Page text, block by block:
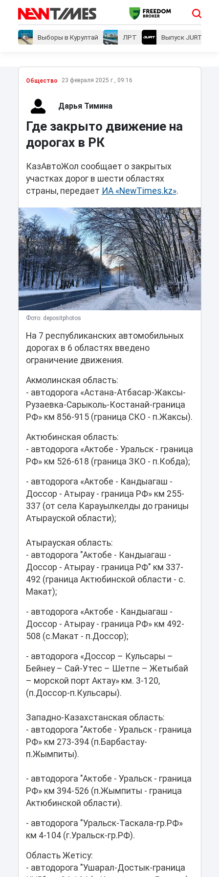
Выборы в Курултай ЛРТ Выпуск JURT
Общество 23 февраля 2025 г., 09:16
Дарья Тимина
Где закрыто движение на
дорогах в РК
КазАвтоЖол сообщает о закрытых
участках дорог в шести областях
страны, передает ИА «NewTimes.kz».
Фото: depositphotos
На 7 республиканских автомобильных
дорогах в 6 областях введено
ограничение движения.
Акмолинская область:
- автодорога «Астана-Атбасар-Жаксы-
Рузаевка-Сарыколь-Костанай-граница
РФ» км 856-915 (граница СКО - п.Жаксы).
Актюбинская область:
- автодорога «Актобе - Уральск - граница
РФ» км 526-618 (граница ЗКО - п.Кобда);
- автодорога «Актобе - Кандыагаш -
Доссор - Атырау - граница РФ» км 255-
337 (от села Карауылкелды до границы
Атырауской области);
Атырауская область:
- автодорога "Актобе - Кандыагаш -
Доссор - Атырау - граница РФ" км 337-
492 (граница Актюбинской области - с.
Макат);
- автодорога «Актобе - Кандыагаш -
Доссор - Атырау - граница РФ» км 492-
508 (с.Макат - п.Доссор);
- автодорога «Доссор – Кульсары –
Бейнеу – Сай-Утес – Шетпе – Жетыбай
– морской порт Актау» км. 3-120,
(п.Доссор-п.Кульсары).
Западно-Казахстанская область:
- автодорога "Актобе - Уральск - граница
РФ» км 273-394 (п.Барбастау-
п.Жымпиты).
- автодорога "Актобе - Уральск - граница
РФ» км 394-526 (п.Жымпиты - граница
Актюбинской области).
- автодорога "Уральск-Таскала-гр.РФ»
км 4-104 (г.Уральск-гр.РФ).
Область Жетісу:
- автодорога "Ушарал-Достык-граница